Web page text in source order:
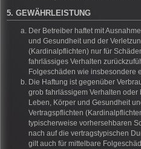
5. GEWÄHRLEISTUNG
Der Betreiber haftet mit
und Gesundheit und der
(Kardinalpflichten) nur für
fahrlässiges Verhalten
Folgeschäden wie insbesondere
Die Haftung ist gegenüber
grob fahrlässigem Verhalten
Leben, Körper und Gesundheit
Vertragspflichten
typischerweise vorhersehbaren
nach auf die vertragstypischen
gilt auch für mittelbare